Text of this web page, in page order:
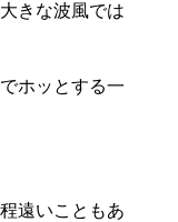
きな波風では
ホッとする一
遠いこともあ